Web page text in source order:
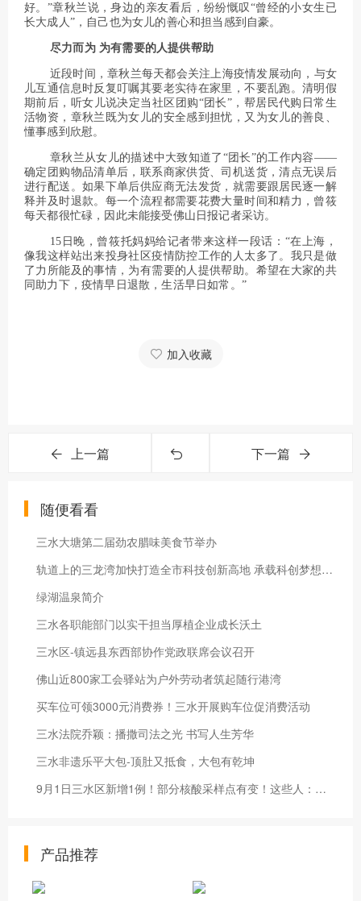
好。”章秋兰说，身边的亲友看后，纷纷慨叹“曾经的小女生已
长大成人”，自己也为女儿的善心和担当感到自豪。
尽力而为 为有需要的人提供帮助
近段时间，章秋兰每天都会关注上海疫情发展动向，与女
儿互通信息时反复叮嘱其要老实待在家里，不要乱跑。清明假
期前后，听女儿说决定当社区团购“团长”，帮居民代购日常生
活物资，章秋兰既为女儿的安全感到担忧，又为女儿的善良、
懂事感到欣慰。
章秋兰从女儿的描述中大致知道了“团长”的工作内容——
确定团购物品清单后，联系商家供货、司机送货，清点无误后
进行配送。如果下单后供应商无法发货，就需要跟居民逐一解
释并及时退款。每一个流程都需要花费大量时间和精力，曾筱
每天都很忙碌，因此未能接受佛山日报记者采访。
15日晚，曾筱托妈妈给记者带来这样一段话：“在上海，
像我这样站出来投身社区疫情防控工作的人太多了。我只是做
了力所能及的事情，为有需要的人提供帮助。希望在大家的共
同助力下，疫情早日退散，生活早日如常。”
加入收藏
上一篇 下一篇
随便看看
三水大塘第二届劲农腊味美食节举办
轨道上的三龙湾加快打造全市科技创新高地 承载科创梦想之城跑出加速度
绿湖温泉简介
三水各职能部门以实干担当厚植企业成长沃土
三水区-镇远县东西部协作党政联席会议召开
佛山近800家工会驿站为户外劳动者筑起随行港湾
买车位可领3000元消费券！三水开展购车位促消费活动
三水法院乔颖：播撒司法之光 书写人生芳华
三水非遗乐平大包-顶肚又抵食，大包有乾坤
9月1日三水区新增1例！部分核酸采样点有变！这些人：立即报备！
产品推荐